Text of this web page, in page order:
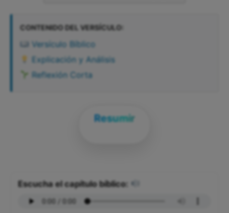
CONTENIDO DEL VERSÍCULO:
Versículo Bíblico
Explicación y Análisis
Reflexión Corta
Resumir
Escucha el capítulo bíblico: